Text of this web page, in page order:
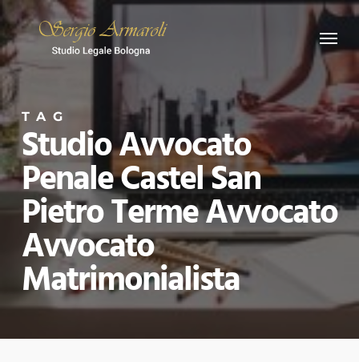
Skip
to
main
content
Menu
TAG
Studio Avvocato
Penale Castel San
Pietro Terme Avvocato
Avvocato
Matrimonialista